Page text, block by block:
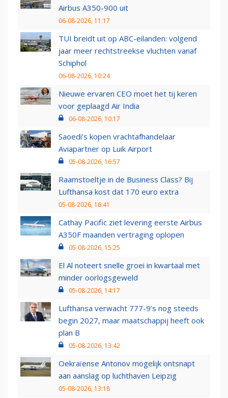
Airbus A350-900 uit
06-08-2026, 11:17
TUI breidt uit op ABC-eilanden: volgend
jaar meer rechtstreekse vluchten vanaf
Schiphol
06-08-2026, 10:24
Nieuwe ervaren CEO moet het tij keren
voor geplaagd Air India
06-08-2026, 10:17
Saoedi’s kopen vrachtafhandelaar
Aviapartner op Luik Airport
05-08-2026, 16:57
Raamstoeltje in de Business Class? Bij
Lufthansa kost dat 170 euro extra
05-08-2026, 16:41
Cathay Pacific ziet levering eerste Airbus
A350F maanden vertraging oplopen
05-08-2026, 15:25
El Al noteert snelle groei in kwartaal met
minder oorlogsgeweld
05-08-2026, 14:17
Lufthansa verwacht 777-9’s nog steeds
begin 2027, maar maatschappij heeft ook
plan B
05-08-2026, 13:42
Oekraïense Antonov mogelijk ontsnapt
aan aanslag op luchthaven Leipzig
05-08-2026, 13:18